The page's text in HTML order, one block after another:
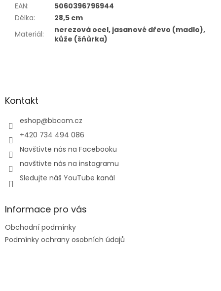
EAN:
5060396796944
Délka:
28,5 cm
Materiál:
nerezová ocel, jasanové dřevo (madlo),
kůže (šňůrka)
Z
aKontakt
eshop@bbcom.cz
+420 734 494 086
Navštivte nás na Facebooku
navštivte nás na instagramu
Sledujte náš YouTube kanál
Informace pro vás
Obchodní podmínky
Podmínky ochrany osobních údajů